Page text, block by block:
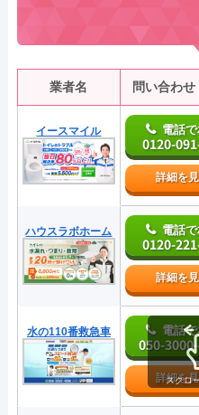
業者名 問い合わせ
イースマイル 電話
0120-
詳細を
ハウスラボホーム 電話
0120-
詳細を
水の110番救急車 電話
050-
詳細を
スクロ